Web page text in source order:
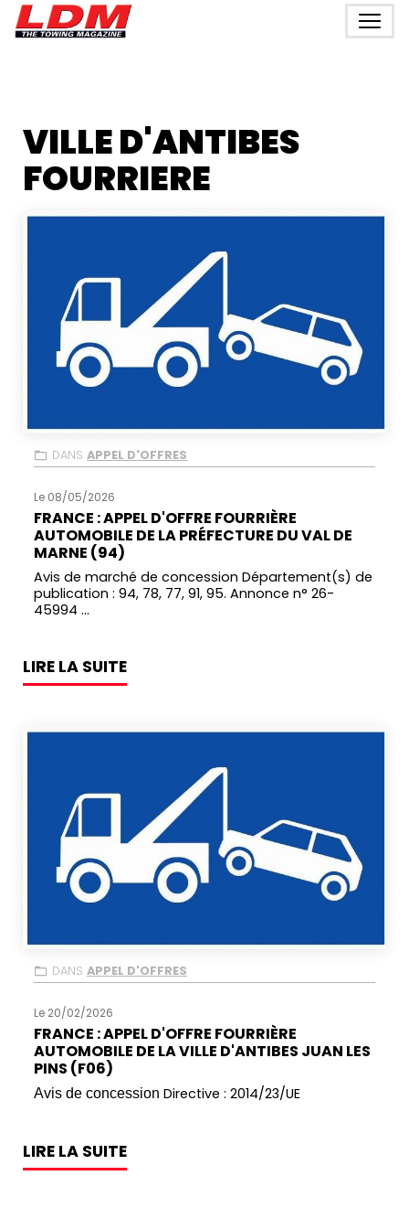
VILLE D'ANTIBES
FOURRIERE
DANS APPEL D'OFFRES
FRANCE : APPEL D'OFFRE FOURRIÈRE
AUTOMOBILE DE LA PRÉFECTURE DU VAL DE
MARNE (94)
Le 08/05/2026
Avis de marché de concession Département(s) de
publication : 94, 78, 77, 91, 95. Annonce n° 26-
45994 ...
LIRE LA SUITE
DANS APPEL D'OFFRES
FRANCE : APPEL D'OFFRE FOURRIÈRE
AUTOMOBILE DE LA VILLE D'ANTIBES JUAN LES
PINS (F06)
Le 20/02/2026
Avis de concession Directive : 2014/23/UE
LIRE LA SUITE